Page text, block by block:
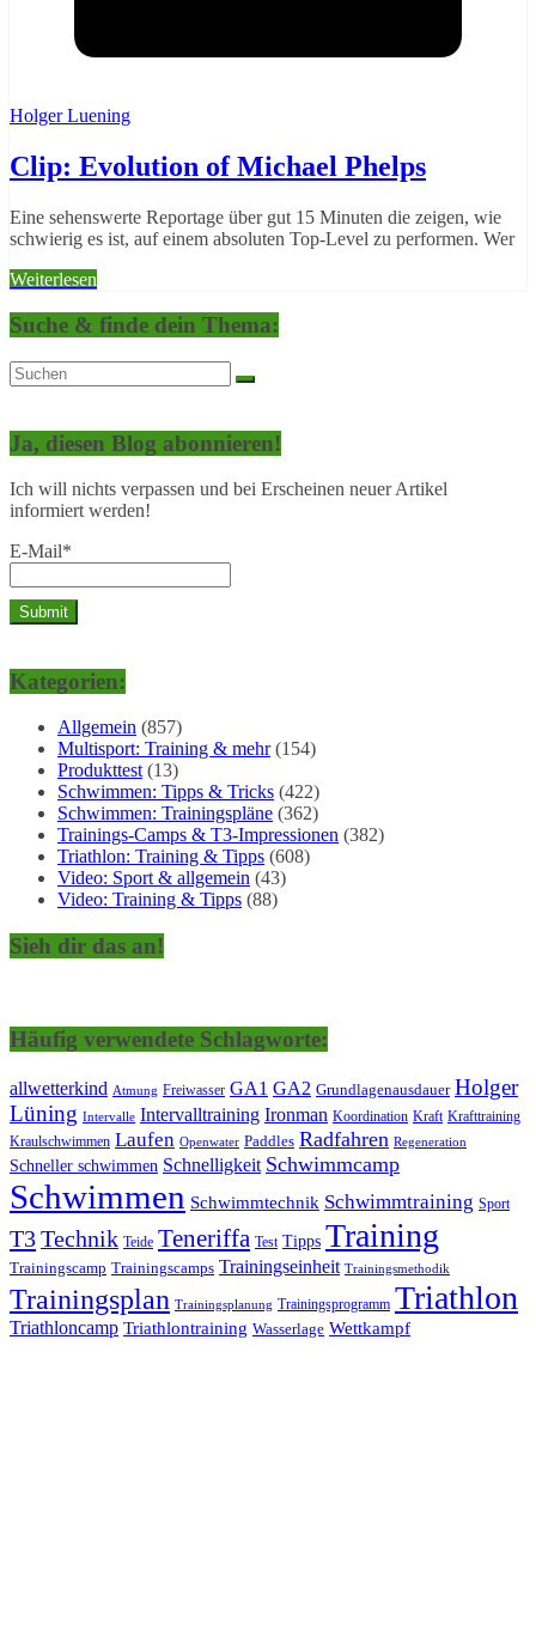
Holger Luening
Clip: Evolution of Michael Phelps
Eine sehenswerte Reportage über gut 15 Minuten die zeigen, wie
schwierig es ist, auf einem absoluten Top-Level zu performen. Wer
Weiterlesen
Suche & finde dein Thema:
Ja, diesen Blog abonnieren!
Ich will nichts verpassen und bei Erscheinen neuer Artikel
informiert werden!
E-Mail*
Kategorien:
Allgemein (857)
Multisport: Training & mehr(154)
Produkttest(13)
Schwimmen: Tipps & Tricks (422)
Schwimmen: Trainingspläne (362)
Trainings-Camps & T3-Impressionen (382)
Triathlon: Training & Tipps (608)
Video: Sport & allgemein (43)
Video: Training & Tipps (88)
Sieh dir das an!
Häufig verwendete Schlagworte:
allwetterkind Atmung Freiwasser GA1 GA2 Grundlagenausdauer Holger
Lüning Intervalle Intervalltraining Ironman Koordination Kraft Krafttraining
Kraulschwimmen Laufen Openwater Paddles Radfahren Regeneration
Schneller schwimmen Schnelligkeit Schwimmcamp
Schwimmen Schwimmtechnik Schwimmtraining Sport
T3Technik Teide Teneriffa Test Tipps Training
Trainingscamp Trainingscamps Trainingseinheit Trainingsmethodik
Trainingsplan Trainingsplanung Trainingsprogramm Triathlon
Triathloncamp Triathlontraining Wasserlage Wettkampf